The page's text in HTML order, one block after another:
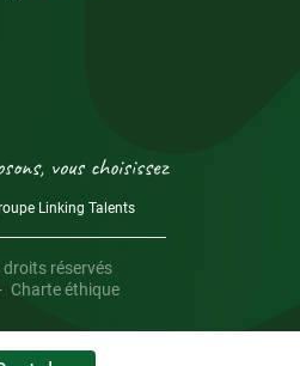
vous choisissez
Linking Talents
réservés
Charte éthique